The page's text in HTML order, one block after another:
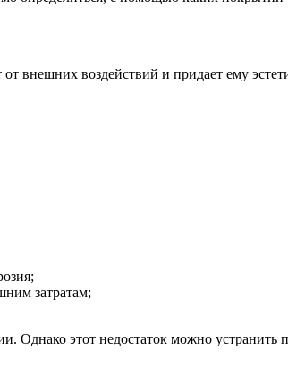
внешних воздействий и придает ему
затратам;
этот недостаток можно устранить